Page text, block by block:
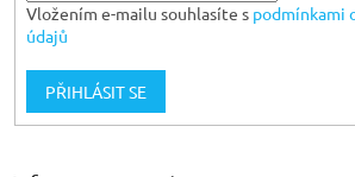
Vložením e-mailu souhlasíte s podmínkami
údajů
PŘIHLÁSIT SE